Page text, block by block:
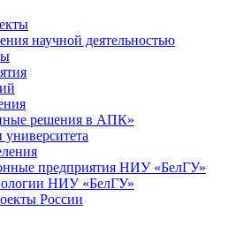
научной деятельностью
решения в АПК»
предприятия НИУ «БелГУ»
НИУ «БелГУ»
России